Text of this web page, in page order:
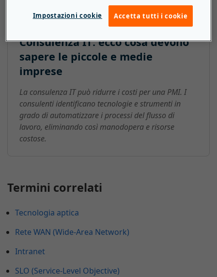
Consulenza IT: ecco cosa devono
sapere le piccole e medie
imprese
La consulenza IT può ridurre i costi per una PMI. I
consulenti identificano tecnologie e strumenti in
grado di automatizzare i processi del flusso di
lavoro, eliminando così manodopera e risorse
costose.
Termini correlati
Tecnologia aptica
Rete WAN (Wide-Area Network)
Intranet
SLO (Service-Level Objective)
Impostazioni cookie Accetta tutti i cookie